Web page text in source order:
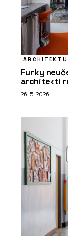
Funky
architekti
26. 5. 2026